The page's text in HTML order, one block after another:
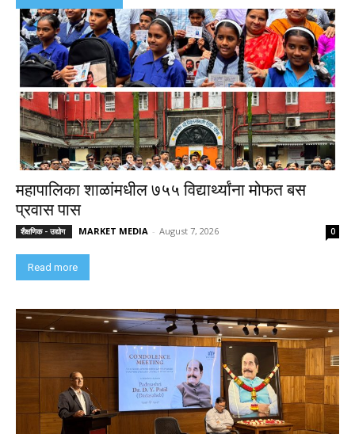
महापालिका शाळांमधील ७५५ विद्यार्थ्यांना मोफत बस
प्रवास पास
शैक्षणिक - उद्योग MARKET MEDIA - August 7, 2026 0
Read more